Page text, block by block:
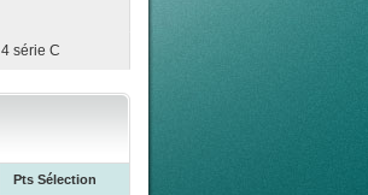
4 série C
Pts Sélection